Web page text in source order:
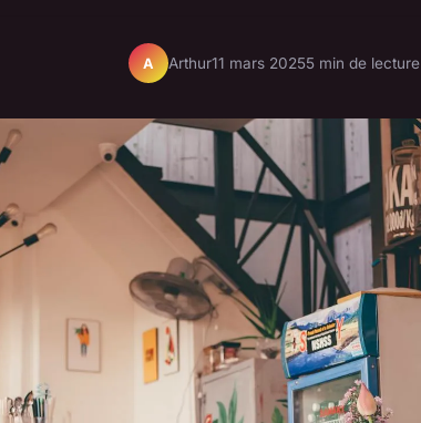
A Arthur11 mars 20255 min de lecture